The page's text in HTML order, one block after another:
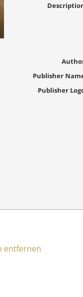
Publisher
Publisher
entfernen